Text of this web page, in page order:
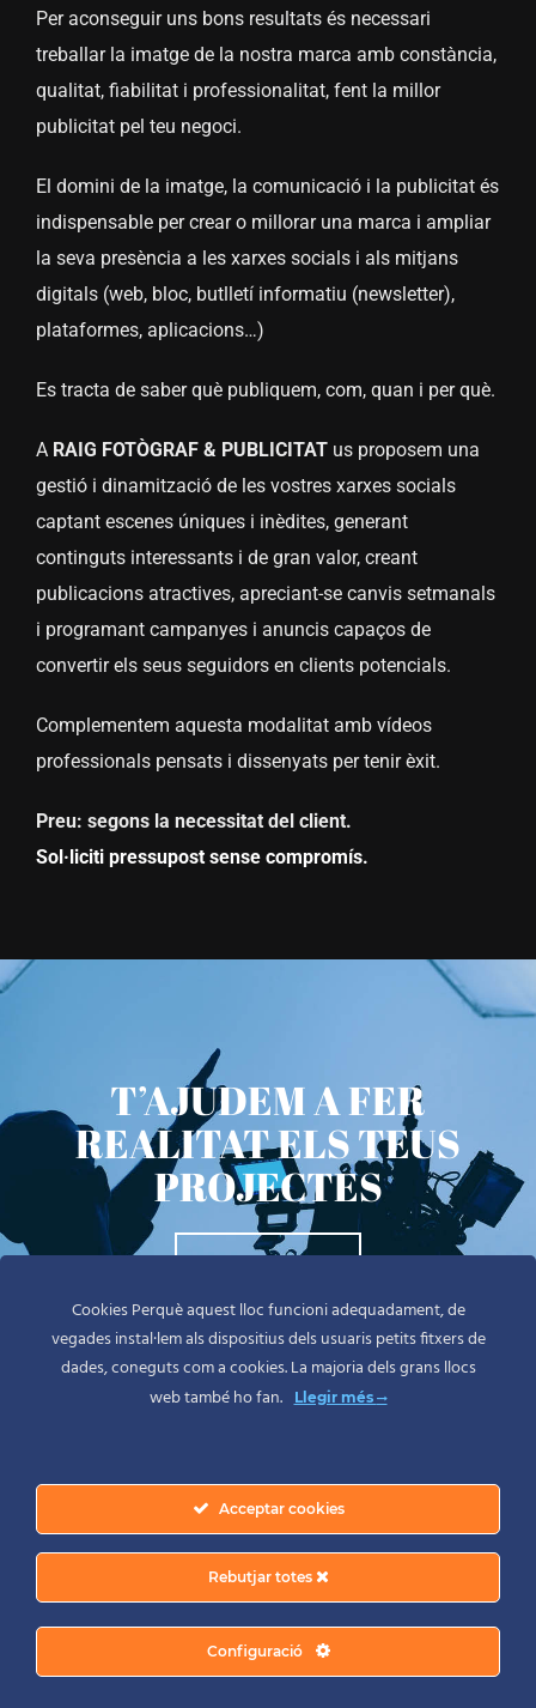
Per aconseguir uns bons resultats és necessari
treballar la imatge de la nostra marca amb constància,
qualitat, fiabilitat i professionalitat, fent la millor
publicitat pel teu negoci.
El domini de la imatge, la comunicació i la publicitat és
indispensable per crear o millorar una marca i ampliar
la seva presència a les xarxes socials i als mitjans
digitals (web, bloc, butlletí informatiu (newsletter),
plataformes, aplicacions…)
Es tracta de saber què publiquem, com, quan i per què.
A RAIG FOTÒGRAF & PUBLICITAT us proposem una
gestió i dinamització de les vostres xarxes socials
captant escenes úniques i inèdites, generant
continguts interessants i de gran valor, creant
publicacions atractives, apreciant-se canvis setmanals
i programant campanyes i anuncis capaços de
convertir els seus seguidors en clients potencials.
Complementem aquesta modalitat amb vídeos
professionals pensats i dissenyats per tenir èxit.
Preu: segons la necessitat del client.
Sol·liciti pressupost sense compromís.
T’AJUDEM A FER
REALITAT ELS TEUS
PROJECTES
© Copyright 2023 | Raig fotògraf | Tots els drets reservats.
Cookies Perquè aquest lloc funcioni adequadament, de
vegades instal·lem als dispositius dels usuaris petits fitxers de
dades, coneguts com a cookies. La majoria dels grans llocs
web també ho fan.
Llegir més
Acceptar cookies
Rebutjar totes
Configuració